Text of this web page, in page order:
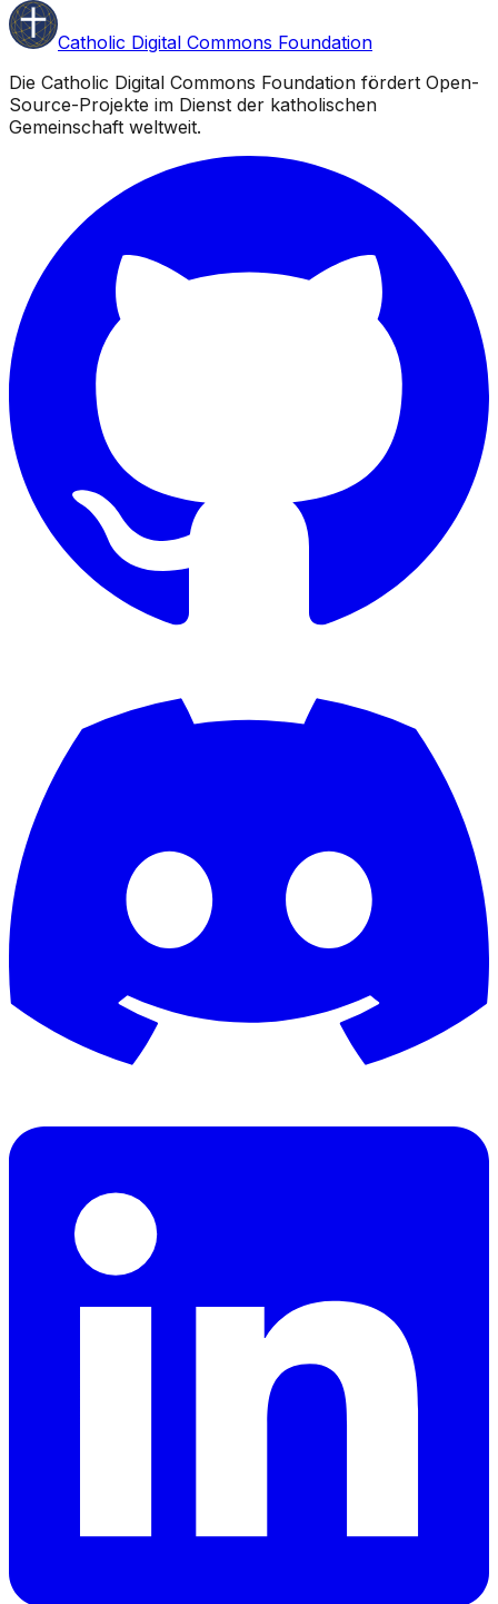
Catholic Digital Commons Foundation
Die Catholic Digital Commons Foundation fördert Open-
Source-Projekte im Dienst der katholischen
Gemeinschaft weltweit.